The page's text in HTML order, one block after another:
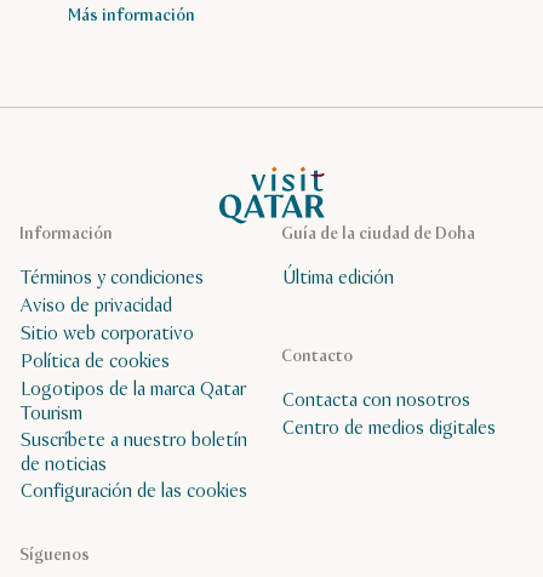
Más información
Página de inicio de Visit Qatar
Guía de la ciudad de Doha
Última edición
Síguenos
Contacto
Contacta con nosotros
Centro de medios digitales
Información
Términos y condiciones
Aviso de privacidad
Sitio web corporativo
Política de cookies
Logotipos de la marca Qatar
Tourism
Suscríbete a nuestro boletín
de noticias
Configuración de las cookies